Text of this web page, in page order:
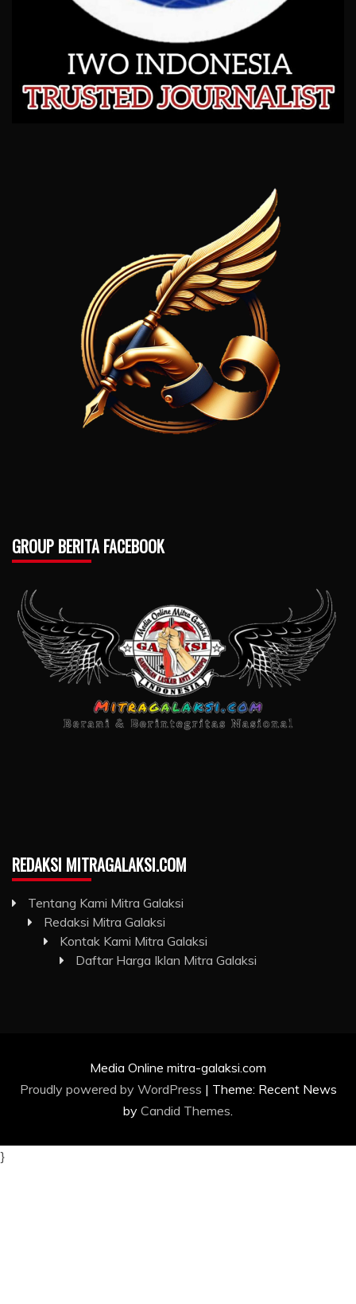
GROUP BERITA FACEBOOK
REDAKSI MITRAGALAKSI.COM
Tentang Kami Mitra Galaksi
Redaksi Mitra Galaksi
Kontak Kami Mitra Galaksi
Daftar Harga Iklan Mitra Galaksi
Media Online mitra-galaksi.com
Proudly powered by WordPress | Theme: Recent News
by Candid Themes
}